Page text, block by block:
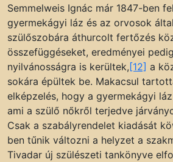
Semmelweis Ignác már 1847-ben
gyermekágyi láz és az orvosok
szülőszobára áthurcolt fertőzés
összefüggéseket, eredményei
nyilvánosságra is kerültek,[12] a
sokára épültek be. Makacsul
elképzelés, hogy a gyermekágyi
ami a szülő nőkről terjedve
Csak a szabályrendelet kiadását
ben tűnik változni a helyzet a
Tivadar új szülészeti tankönyve